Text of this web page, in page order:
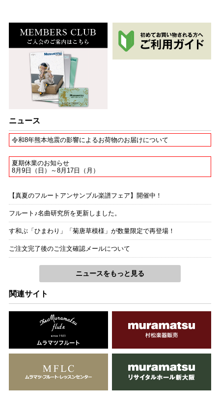
ニュース
令和8年熊本地震の影響によるお荷物のお届けについて
夏期休業のお知らせ
8月9日（日）～8月17日（月）
【真夏のフルートアンサンブル楽譜フェア】開催中！
フルート♪名曲研究所を更新しました。
す和ぶ「ひまわり」「菊唐草模様」が数量限定で再登場！
ご注文完了後のご注文確認メールについて
ニュースをもっと見る
関連サイト